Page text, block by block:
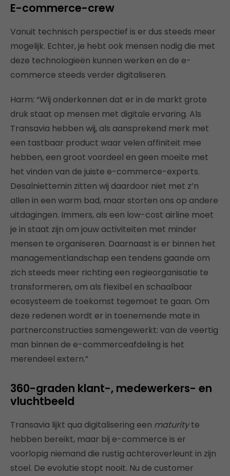
E-commerce-crew
Vanuit technisch perspectief is er dus steeds meer
mogelijk. Echter, je hebt ook mensen nodig die met
deze technologieën kunnen werken en de e-
commerce steeds verder digitaliseren.
Harm: “Wij onderkennen dat er in de markt grote
druk staat op mensen met digitale ervaring. Als
Transavia hebben wij, als aansprekend merk met
een tastbaar product waar velen affiniteit mee
hebben, een groot voordeel en geen moeite met
het vinden van de juiste e-commerce-experts.
Desalniettemin zitten wij daardoor niet met z’n
allen in een warm bad, maar storten ons op andere
uitdagingen. Immers, als een low-cost airline moet
je in staat zijn om jouw activiteiten met minder
mensen te organiseren. Daarnaast is er binnen het
managementlandschap een tendens gaande om
zich steeds meer richting een regieorganisatie te
transformeren, om als flexibel en schaalbaar
ecosysteem de toekomst tegemoet te gaan. Om
deze redenen wordt er in toenemende mate in
partnerconstructies samengewerkt: van de veertig
man binnen de e-commerceafdeling is het
merendeel extern.”
360-graden klant-, medewerkers- en
vluchtbeeld
Transavia lijkt qua digitalisering een maturityte
hebben bereikt, maar bij e-commerce is er
voorlopig niemand die rustig achteroverleunt in zijn
stoel. De evolutie stopt nooit. Nu de customer